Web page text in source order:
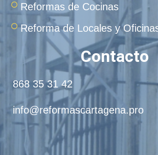
Reformas de Cocinas
Reforma de Locales y
Contacto
868 35 31 42
info@reformascartagena.pro